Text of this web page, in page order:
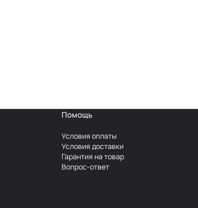
Помощь
Условия оплаты
Условия доставки
Гарантия на товар
Вопрос-ответ